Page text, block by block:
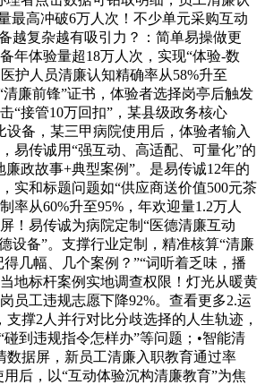
最高冲破6万人次！不少单元采购互动
越复杂越有吸引力？：简单易操做更
年体验量超18万人次，实现“体验-数
护人员清廉认知精确率从58%升至
清廉前锋”证书，体验者选择岗亭后触发
“接管10万回扣”，某县级政务核心
设备，某三甲病院使用后，体验者输入
易传诚用“强互动、高适配、可量化”的
廉政故事+典型案例”。是易传诚12年的
实和标题问题如“供应商送价值500元茶
率从60%升至95%，年欢迎量1.2万人
！易传诚为病院定制“医德清廉互动
设备”。支撑行业定制，精准核算“清廉
得几幅、几个案例？”“词听着乏味，播
地标杆案例实地调查权限！灯光从暖黄
员工违规志愿下降92%。查看更多2.运
撑2人并行对比分歧选择的人生轨迹，
碰到违规指令怎样办”等问题；•智能清
数据屏，新员工清廉入职教育通过率
用后，以“互动体验沉构清廉教育”为焦